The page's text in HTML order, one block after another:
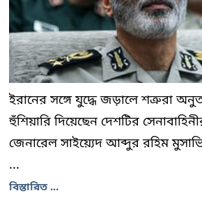
ইরানের সঙ্গে যুদ্ধে জড়ালে শত্রুরা
হুঁশিয়ারি দিয়েছেন দেশটির
জেনারেল সাইয়্যেদ আব্দুর রহিম
...
বিস্তারিত ...